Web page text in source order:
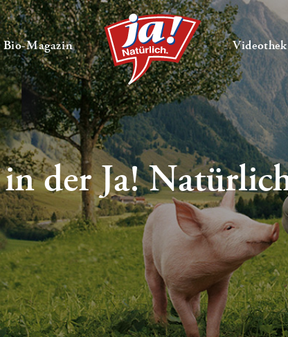
ausklappen
Bio-Magazin— Untermenü ausklappen Videothek
der Ja!